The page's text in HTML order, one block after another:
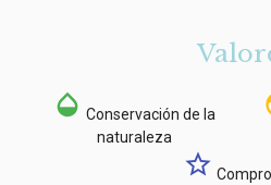
opacity Conservación de la
naturaleza
star_outline